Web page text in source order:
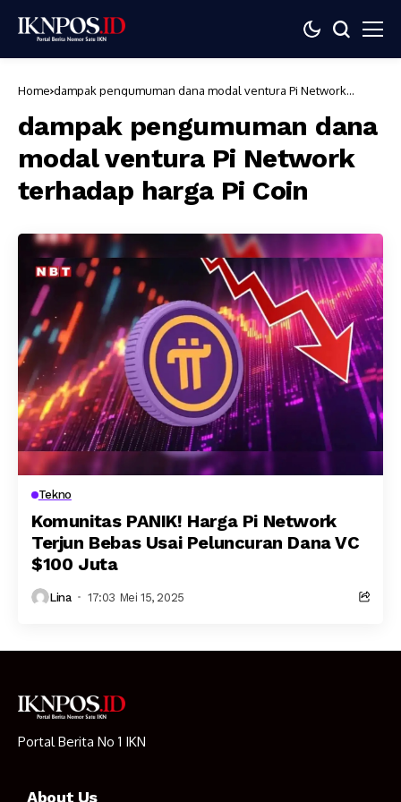
Home dampak pengumuman dana modal ventura Pi Network
dampak pengumuman dana
modal ventura Pi Network
terhadap harga Pi Coin
Tekno
Komunitas PANIK! Harga Pi Network
Terjun Bebas Usai Peluncuran Dana VC
$100 Juta
Lina 17:03 Mei 15, 2025
Portal Berita No 1 IKN
About Us